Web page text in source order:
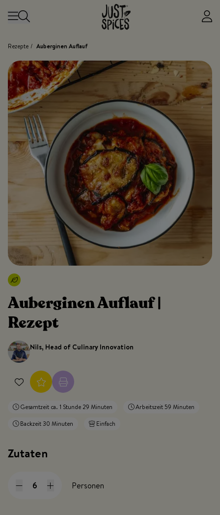
Rezepte / Auberginen Auflauf
Auberginen Auflauf |
Rezept
Nils, Head of Culinary Innovation
Gesamtzeit ca. 1 Stunde 29 Minuten
Arbeitszeit 59 Minuten
Backzeit 30 Minuten
Einfach
Zutaten
Personen